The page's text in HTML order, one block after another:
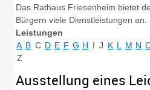
Das Rathaus Friesenheim bietet
Bürgern viele Dienstleistungen an.
Leistungen
A B C D E F G H I J K L M N
Z
Ausstellung eines